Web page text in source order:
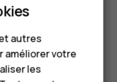
Paramètres
autres
améliorer votre
les